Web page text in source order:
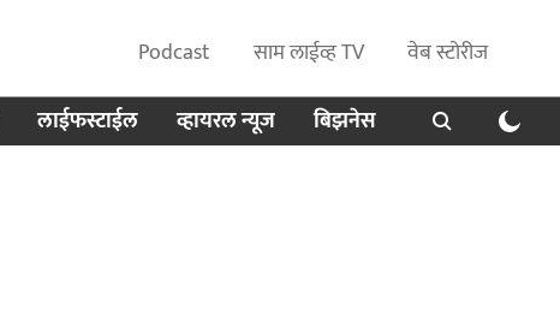
Podcast साम लाईव्ह TV
वेब स्टोरीज
लाईफस्टाईल व्हायरल न्यूज बिझनेस